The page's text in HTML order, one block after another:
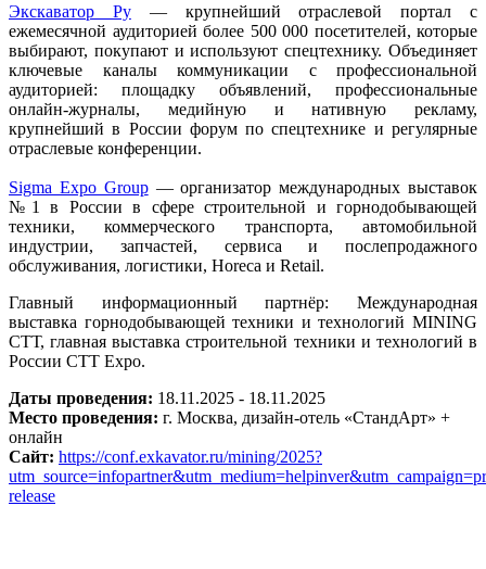
Экскаватор Ру— крупнейший отраслевой портал с
ежемесячной аудиторией более 500 000 посетителей, которые
выбирают, покупают и используют спецтехнику. Объединяет
ключевые каналы коммуникации с профессиональной
аудиторией: площадку объявлений, профессиональные
онлайн-журналы, медийную и нативную рекламу,
крупнейший в России форум по спецтехнике и регулярные
отраслевые конференции.
Sigma Expo Group— организатор международных выставок
№1 в России в сфере строительной и горнодобывающей
техники, коммерческого транспорта, автомобильной
индустрии, запчастей, сервиса и послепродажного
обслуживания, логистики, Horeca и Retail.
Главный информационный партнёр: Международная
выставка горнодобывающей техники и технологий MINING
СТТ, главная выставка строительной техники и технологий в
России CTT Expo.
Даты проведения: 18.11.2025 - 18.11.2025
Место проведения: г. Москва, дизайн-отель «СтандАрт» +
онлайн
Сайт: https://conf.exkavator.ru/mining/2025?
release